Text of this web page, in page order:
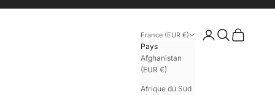
France (EUR €)
Pays
Afghanistan
(EUR €)
Afrique du Sud
Connexion
Recherche
Panier